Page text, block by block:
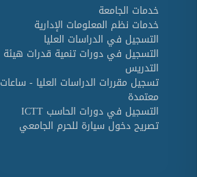
خدمات الجامعة
خدمات نظم المعلومات الإدارية
التسجيل في الدراسات العليا
التسجيل في دورات تنمية قدرات هيئة
التدريس
تسجيل مقررات الدراسات العليا - ساعات
معتمدة
التسجيل في دورات الحاسب ICTT
تصريح دخول سيارة للحرم الجامعي